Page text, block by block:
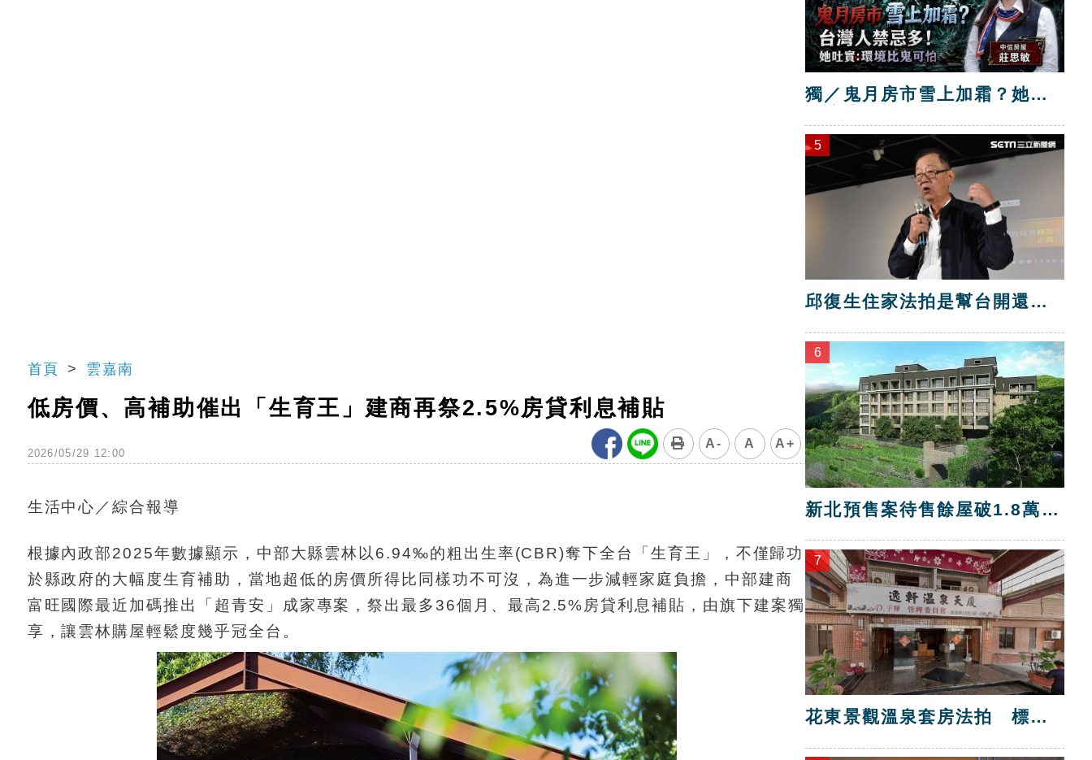
首頁 雲嘉南
低房價、高補助催出「生育王」建商再祭2.5%房貸利息補貼
2026/05/29 12:00
A- A A+
生活中心／綜合報導
根據內政部2025年數據顯示，中部大縣雲林以6.94‰的粗出生率(CBR)奪下全台「生育王」，不僅歸功
於縣政府的大幅度生育補助，當地超低的房價所得比同樣功不可沒，為進一步減輕家庭負擔，中部建商
富旺國際最近加碼推出「超青安」成家專案，祭出最多36個月、最高2.5%房貸利息補貼，由旗下建案獨
享，讓雲林購屋輕鬆度幾乎冠全台。
獨／鬼月房市雪上加霜？她：
5
邱復生住家法拍是幫台開還
6
新北預售案待售餘屋破1.8萬
7
花東景觀溫泉套房法拍 標脫